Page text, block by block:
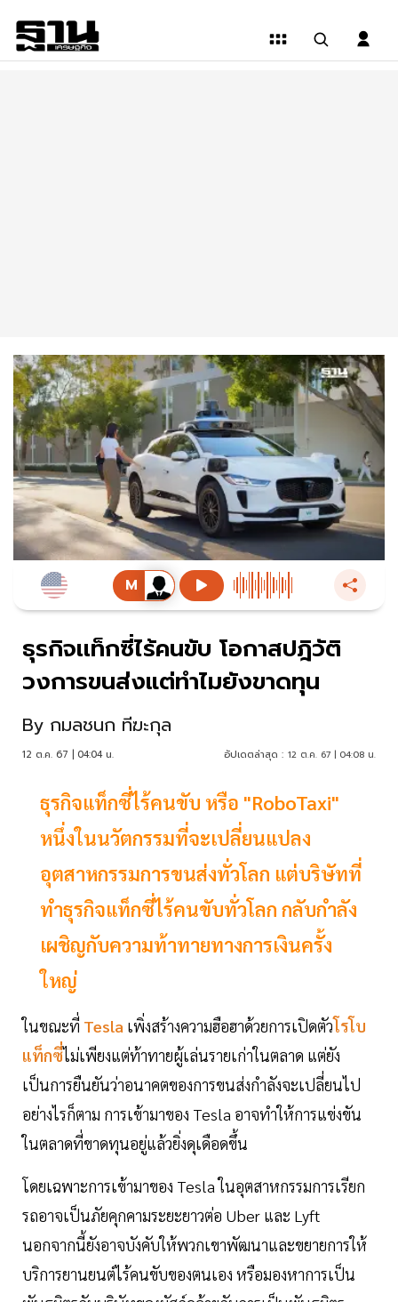
ธุรกิจเเท็กซี่ไร้คนขับ โอกาสปฎิวัติ
วงการขนส่งแต่ทำไมยังขาดทุน
By กมลชนก ทีฆะกุล
12 ต.ค. 67 | 04:04 น. อัปเดตล่าสุด : 12 ต.ค. 67 | 04:08 น.
ธุรกิจแท็กซี่ไร้คนขับ หรือ "RoboTaxi"
หนึ่งในนวัตกรรมที่จะเปลี่ยนแปลง
อุตสาหกรรมการขนส่งทั่วโลก แต่บริษัทที่
ทำธุรกิจแท็กซี่ไร้คนขับทั่วโลก กลับกำลัง
เผชิญกับความท้าทายทางการเงินครั้ง
ใหญ่
ในขณะที่ Tesla เพิ่งสร้างความฮือฮาด้วยการเปิดตัวโรโบ
แท็กซี่ไม่เพียงแต่ท้าทายผู้เล่นรายเก่าในตลาด แต่ยัง
เป็นการยืนยันว่าอนาคตของการขนส่งกำลังจะเปลี่ยนไป
อย่างไรก็ตาม การเข้ามาของ Tesla อาจทำให้การแข่งขัน
ในตลาดที่ขาดทุนอยู่แล้วยิ่งดุเดือดขึ้น
โดยเฉพาะการเข้ามาของ Tesla ในอุตสาหกรรมการเรียก
รถอาจเป็นภัยคุกคามระยะยาวต่อ Uber และ Lyft
นอกจากนี้ยังอาจบังคับให้พวกเขาพัฒนาและขยายการให้
บริการยานยนต์ไร้คนขับของตนเอง หรือมองหาการเป็น